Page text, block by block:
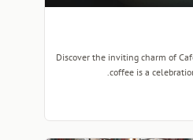
Discover the inviting charm of
coffee is a